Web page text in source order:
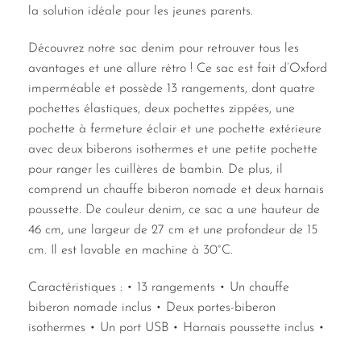
la solution idéale pour les jeunes parents.
Découvrez notre sac denim pour retrouver tous les
avantages et une allure rétro ! Ce sac est fait d’Oxford
imperméable et possède 13 rangements, dont quatre
pochettes élastiques, deux pochettes zippées, une
pochette à fermeture éclair et une pochette extérieure
avec deux biberons isothermes et une petite pochette
pour ranger les cuillères de bambin. De plus, il
comprend un chauffe biberon nomade et deux harnais
poussette. De couleur denim, ce sac a une hauteur de
46 cm, une largeur de 27 cm et une profondeur de 15
cm. Il est lavable en machine à 30°C.
Caractéristiques : • 13 rangements • Un chauffe
biberon nomade inclus • Deux portes-biberon
isothermes • Un port USB • Harnais poussette inclus •